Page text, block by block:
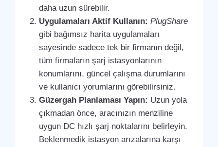
daha uzun sürebilir.
Uygulamaları Aktif Kullanın: PlugShare
gibi bağımsız harita uygulamaları
sayesinde sadece tek bir firmanın değil,
tüm firmaların şarj istasyonlarının
konumlarını, güncel çalışma durumlarını
ve kullanıcı yorumlarını görebilirsiniz.
Güzergah Planlaması Yapın: Uzun yola
çıkmadan önce, aracınızın menziline
uygun DC hızlı şarj noktalarını belirleyin.
Beklenmedik istasyon arızalarına karşı